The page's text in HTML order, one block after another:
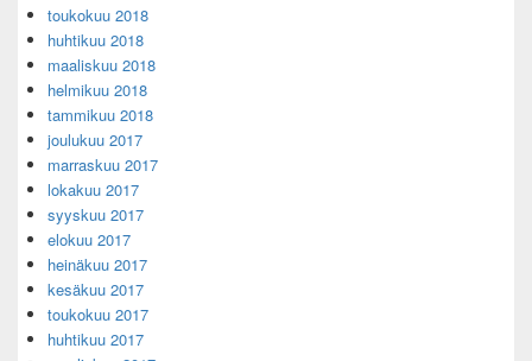
toukokuu 2018
huhtikuu 2018
maaliskuu 2018
helmikuu 2018
tammikuu 2018
joulukuu 2017
marraskuu 2017
lokakuu 2017
syyskuu 2017
elokuu 2017
heinäkuu 2017
kesäkuu 2017
toukokuu 2017
huhtikuu 2017